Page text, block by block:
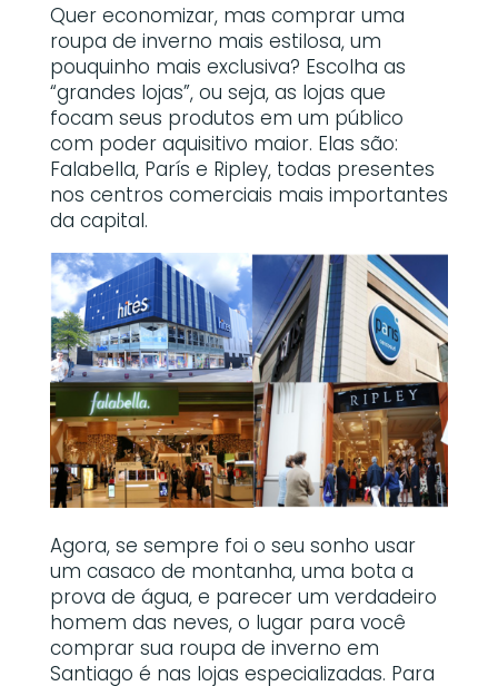
Quer economizar, mas comprar uma
roupa de inverno mais estilosa, um
pouquinho mais exclusiva? Escolha as
“grandes lojas”, ou seja, as lojas que
focam seus produtos em um público
com poder aquisitivo maior. Elas são:
Falabella, París e Ripley, todas presentes
nos centros comerciais mais importantes
da capital.
Agora, se sempre foi o seu sonho usar
um casaco de montanha, uma bota a
prova de água, e parecer um verdadeiro
homem das neves, o lugar para você
comprar sua roupa de inverno em
Santiago é nas lojas especializadas. Para